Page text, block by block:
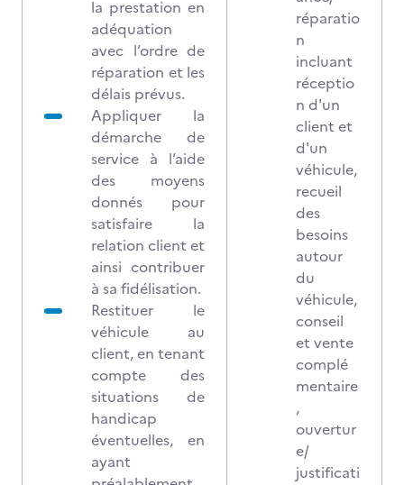
la prestation en
adéquation
avec l’ordre de
réparation et les
délais prévus.
Appliquer la
démarche de
service à l’aide
des moyens
donnés pour
satisfaire la
relation client et
ainsi contribuer
à sa fidélisation.
Restituer le
véhicule au
client, en tenant
compte des
situations de
handicap
éventuelles, en
ayant
réparatio
n
incluant
réceptio
n d'un
client et
d'un
véhicule,
recueil
des
besoins
autour
du
véhicule,
conseil
et vente
complé
mentaire
,
ouvertur
e/
justificati